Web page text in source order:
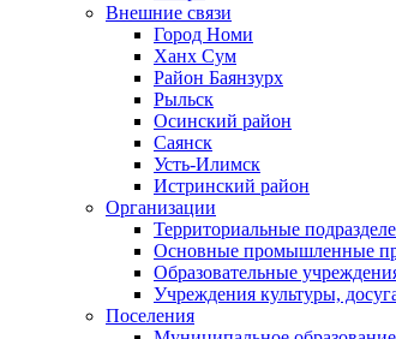
Внешние связи
Город Номи
Ханх Сум
Район Баянзурх
Рыльск
Осинский район
Саянск
Усть-Илимск
Истринский район
Организации
Территориальные
Основные промышленные
Образовательные
Учреждения культуры,
Поселения